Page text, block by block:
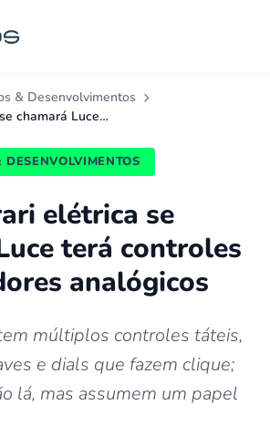
& Desenvolvimentos
chamará Luce…
elétrica se
terá controles
analógicos
múltiplos controles táteis,
e dials que fazem clique;
lá, mas assumem um papel